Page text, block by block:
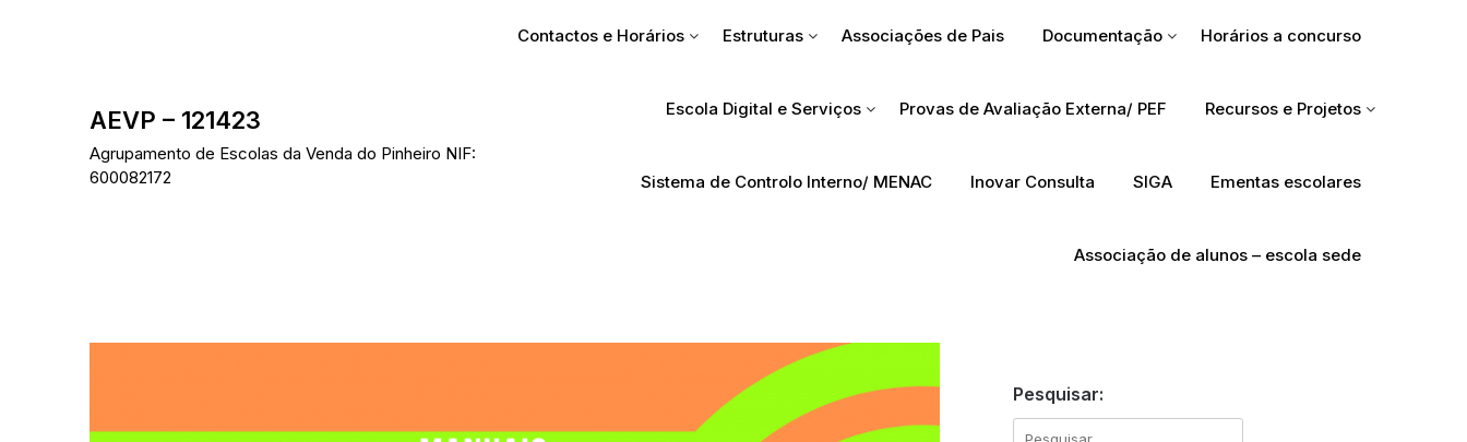
AEVP – 121423
Agrupamento de Escolas da Venda do Pinheiro NIF:
600082172
Contactos e Horários Estruturas Associações de Pais Documentação Horários a concurso
Escola Digital e Serviços Provas de Avaliação Externa/ PEF Recursos e Projetos
Sistema de Controlo Interno/ MENAC Inovar Consulta SIGA Ementas escolares
Associação de alunos – escola sede
Pesquisar:
Pesquisar